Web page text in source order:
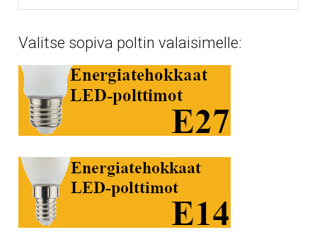
Valitse sopiva poltin valaisimelle: